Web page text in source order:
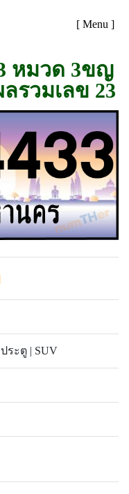
[ Menu ]
หมวด 3ขญ
รวมเลข 23
ระตู | SUV